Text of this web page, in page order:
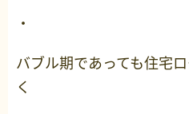
・
バブル期であっても住宅
く